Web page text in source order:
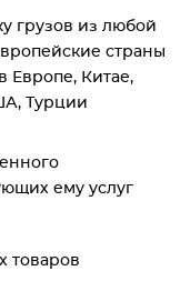
грузов из любой
страны
Европе, Китае,
Турции
ему услуг
товаров